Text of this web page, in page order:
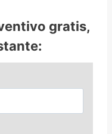
gratis,